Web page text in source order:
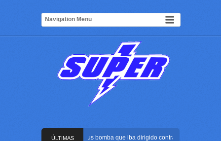
ÚLTIMAS
Frustran atentado con bus bomba que iba dirigido contra Cali durante la